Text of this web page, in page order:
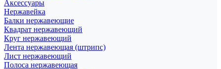
Аксессуары
Нержавейка
Балки нержавеющие
Квадрат нержавеющий
Круг нержавеющий
Лента нержавеющая (штрипс)
Лист нержавеющий
Полоса нержавеющая